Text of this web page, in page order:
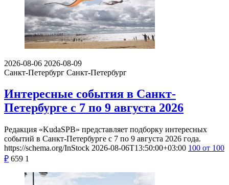
2026-08-06 2026-08-09
Санкт-Петербург Санкт-Петербург
Интересные события в Санкт-
Петербурге с 7 по 9 августа 2026
Редакция «KudaSPB» представляет подборку интересных
событий в Санкт-Петербурге с 7 по 9 августа 2026 года.
https://schema.org/InStock 2026-08-06T13:50:00+03:00 100 от 100
₽ 659 1